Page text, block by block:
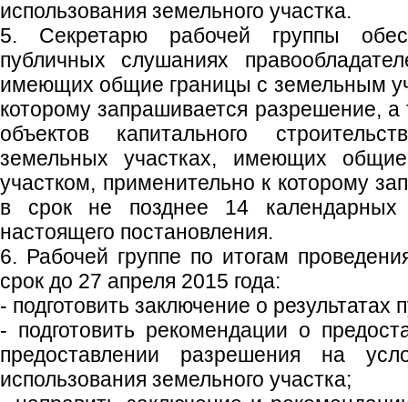
использования земельного участка.
5. Секретарю рабочей группы
публичных слушаниях
имеющих общие границы с земельным
которому запрашивается разрешение, а
объектов капитального
земельных участках, имеющих
участком, применительно к которому
в срок не позднее 14
настоящего постановления.
6. Рабочей группе по итогам
срок до 27 апреля 2015 года:
- подготовить заключение о
- подготовить рекомендации о
предоставлении разрешения на
использования земельного участка;